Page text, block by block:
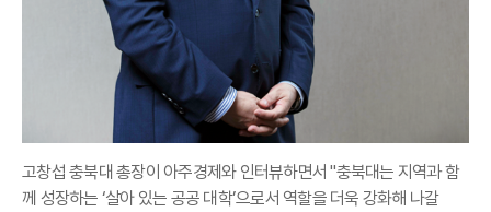
고창섭 충북대 총장이 아주경제와 인터뷰하면서 "충북대는 지역과 함
께 성장하는 ‘살아 있는 공공 대학’으로서 역할을 더욱 강화해 나갈